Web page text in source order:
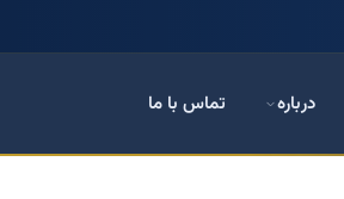
درباره تماس با ما